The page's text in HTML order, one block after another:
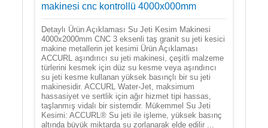
makinesi cnc kontrollü 4000x000mm
Detaylı Ürün Açıklaması Su Jeti Kesim Makinesi
4000x2000mm CNC 3 eksenli taş granit su jeti kesici
makine metallerin jet kesimi Ürün Açıklaması
ACCURL aşındırıcı su jeti makinesi, çeşitli malzeme
türlerini kesmek için düz su kesme veya aşındırıcı
su jeti kesme kullanan yüksek basınçlı bir su jeti
makinesidir. ACCURL Water-Jet, maksimum
hassasiyet ve sertlik için ağır hizmet tipi hassas,
taşlanmış vidalı bir sistemdir. Mükemmel Su Jeti
Kesimi: ACCURL® Su jeti ile işleme, yüksek basınç
altında büyük miktarda su zorlanarak elde edilir ...